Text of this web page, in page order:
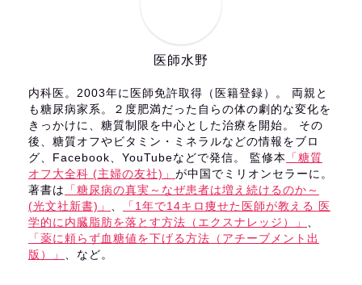
医師水野
内科医。2003年に医師免許取得（医籍登録）。 両親と
も糖尿病家系。２度肥満だった自らの体の劇的な変化を
きっかけに、糖質制限を中心とした治療を開始。 その
後、糖質オフやビタミン・ミネラルなどの情報をブロ
グ、Facebook、YouTubeなどで発信。 監修本
「糖質
オフ大全科 (主婦の友社)」 が中国でミリオンセラーに。
著書は
「糖尿病の真実～なぜ患者は増え続けるのか～
(光文社新書)」 、
「1年で14キロ痩せた医師が教える 医
学的に内臓脂肪を落とす方法（エクスナレッジ）」 、
「薬に頼らず血糖値を下げる方法（アチーブメント出
版）」 、など。